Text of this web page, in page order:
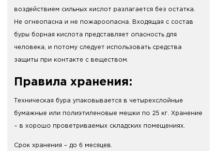
воздействием сильных кислот разлагается без остатка.
Не огнеопасна и не пожароопасна. Входящая с состав
буры борная кислота представляет опасность для
человека, и потому следует использовать средства
защиты при контакте с веществом.
Правила хранения:
Техническая бура упаковывается в четырехслойные
бумажные или полиэтиленовые мешки по 25 кг. Хранение
– в хорошо проветриваемых складских помещениях.
Срок хранения – до 6 месяцев.